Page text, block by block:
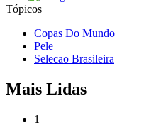
Tópicos
Copas Do Mundo
Pele
Selecao Brasileira
Mais Lidas
1